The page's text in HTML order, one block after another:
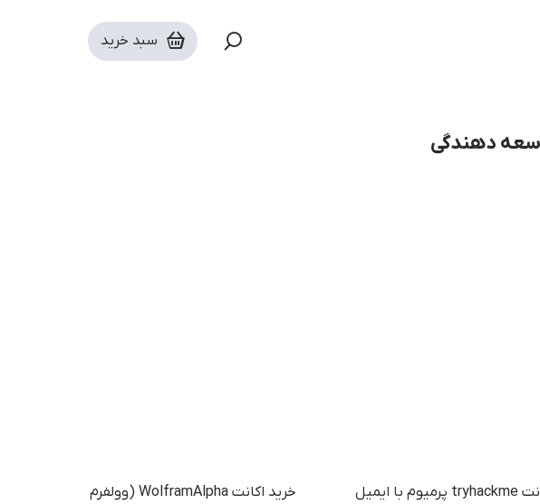
سبد خرید
دهندگی
خرید اکانت tryhackme پرمیوم با ایمیل
خرید اکانت WolframAlpha (وولفرم